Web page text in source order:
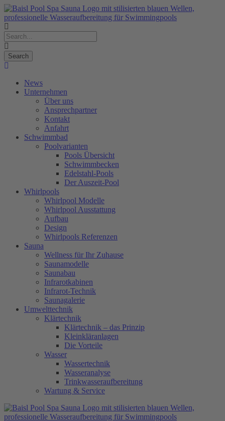
News
Unternehmen
Über uns
Ansprechpartner
Kontakt
Anfahrt
Schwimmbad
Poolvarianten
Pools Übersicht
Schwimmbecken
Edelstahl-Pools
Der Auszeit-Pool
Whirlpools
Whirlpool Modelle
Whirlpool Ausstattung
Aufbau
Design
Whirlpools Referenzen
Sauna
Wellness für Ihr Zuhause
Saunamodelle
Saunabau
Infrarotkabinen
Infrarot-Technik
Saunagalerie
Umwelttechnik
Klärtechnik
Klärtechnik – das Prinzip
Kleinkläranlagen
Die Vorteile
Wasser
Wassertechnik
Wasseranalyse
Trinkwasseraufbereitung
Wartung & Service